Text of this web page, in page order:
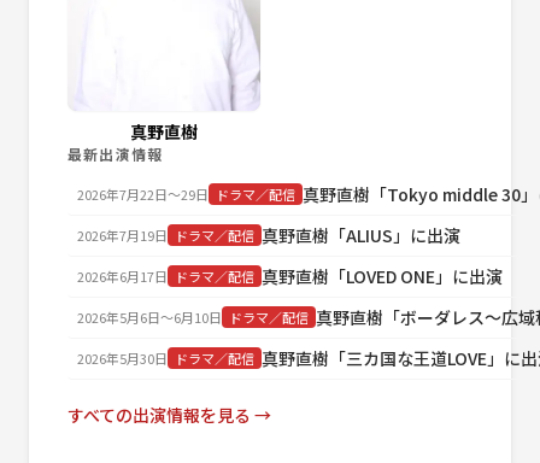
真野直樹
最新出演情報
2026年7月22日〜29日 ドラマ／配信 真野直樹「Tokyo middle 30
2026年7月19日 ドラマ／配信 真野直樹「ALIUS」に出演
2026年6月17日 ドラマ／配信 真野直樹「LOVED ONE」に出演
2026年5月6日〜6月10日 ドラマ／配信 真野直樹「ボーダレス～広
2026年5月30日 ドラマ／配信 真野直樹「三カ国な王道LOVE」に
すべての出演情報を見る →